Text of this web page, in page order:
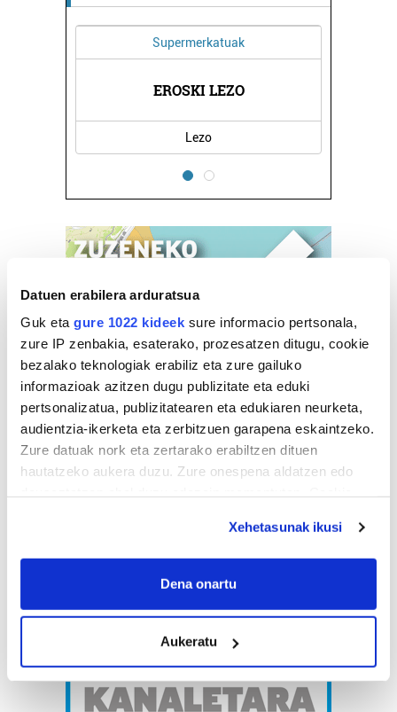
Datuen erabilera arduratsua
Guk eta gure 1022 kideek sure informacio pertsonala,
zure IP zenbakia, esaterako, prozesatzen ditugu, cookie
bezalako teknologiak erabiliz eta zure gailuko
informazioak azitzen dugu publizitate eta eduki
pertsonalizatua, publizitatearen eta edukiaren neurketa,
audientzia-ikerketa eta zerbitzuen garapena eskaintzeko.
Zure datuak nork eta zertarako erabiltzen dituen
hautatzeko aukera duzu. Zure onespena aldatzen edo
If you allow, we would also like to:
Collect information about your geographical
Identify your device by actively scanning it for
specific characteristics (fingerprinting)
Find out more about how your personal data is processed
Xehetasunak ikusi
Dena onartu
Aukeratu